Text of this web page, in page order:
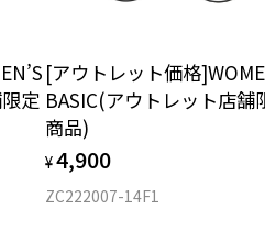
するために、定期的な視
ます。
無料
のみ購入して、
お選びいただくと、実店舗で
ズ（標準セットレンズ）へ無
定
[アウトレット価格
BASIC(アウトレット店舗
商品)
¥4,900
ZC222007-14F1